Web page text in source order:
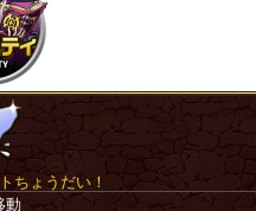
ちょうだい！
動